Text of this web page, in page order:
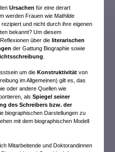
Ursachenfür eine derart
werden Frauen wie Mathilde
und nicht durch ihre eigenen
bekannt? Um diesem
über dieliterarischen
der Gattung Biographie sowie
um dieKonstruktivitätvon
im Allgemeinen) gilt es, das
oder andere Quellen wie
alsSpiegel seiner
des Schreibers bzw. der
biographischen Darstellungen zu
mit dem biographischen Modell
Mitarbeitende und Doktorandinnen